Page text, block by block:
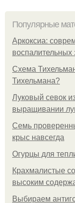
Популярные
Аркоксиа:
воспалительных
Схема
Тихельмана?
Луковый севок
выращивании
Семь
крыс навсегда
Огурцы для
Крахмалистые
высоким
Выбираем